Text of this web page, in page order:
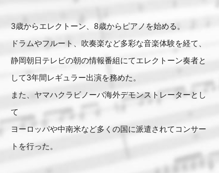
3歳からエレクトーン、8歳からピアノを始める。
ドラムやフルート、吹奏楽など多彩な音楽体験を経て、
静岡朝日テレビの朝の情報番組にてエレクトーン奏者と
して3年間レギュラー出演を務めた。
また、ヤマハクラビノーバ海外デモンストレーターとし
て
ヨーロッパや中南米など多くの国に派遣されてコンサー
トを行った。